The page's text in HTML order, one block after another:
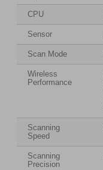
CPU
Sensor
Scan Mode
Wireless
Performance
Scanning
Speed
Scanning
Precision